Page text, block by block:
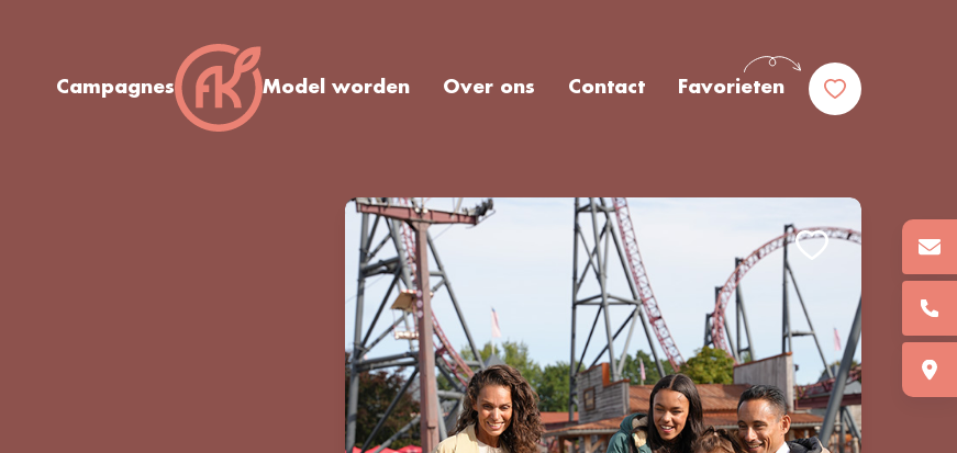
Campagnes Model worden Over ons Contact Favorieten